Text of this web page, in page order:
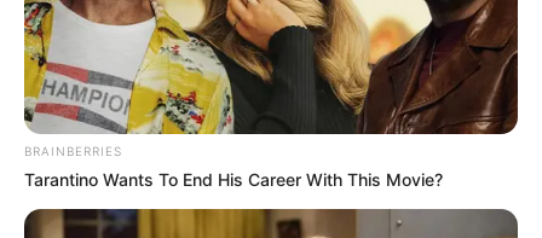
BRAINBERRIES
Tarantino Wants To End His Career With This Movie?